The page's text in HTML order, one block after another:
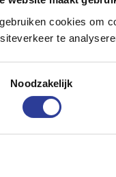
cookies om
te
Noodzakelijk
áætlanagerð,
og framvindu
líkur á villum.
gerir þér kleift að